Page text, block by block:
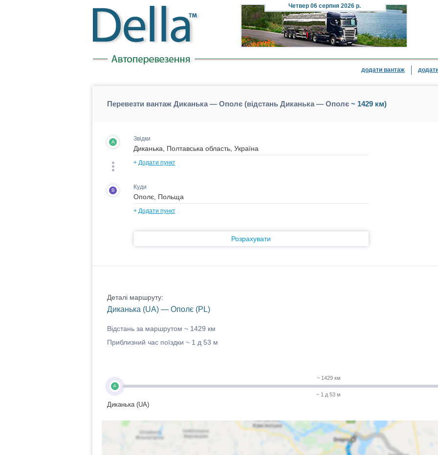
Четвер 06 серпня 2026 р.
додати вантаж
Перевезти вантаж Диканька — Ополє (відстань Диканька — Ополє~ 1429 км)
A Звідки
+ Додати пункт
B Куди
+ Додати пункт
Розрахувати
Деталі маршруту:
Диканька (UA) — Ополє (PL)
Відстань за маршрутом ~ 1429 км
Приблизний час поїздки ~ 1 д 53 м
A
Диканька (UA)
~ 1429 км
~ 1 д 53 м